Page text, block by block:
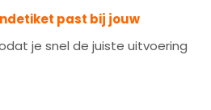
past bij jouw
je snel de juiste uitvoering